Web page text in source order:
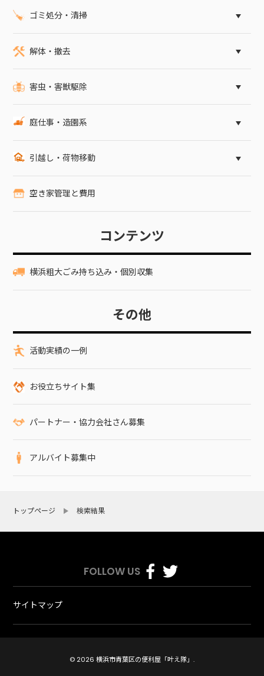
ゴミ処分・清掃
解体・撤去
害虫・害獣駆除
庭仕事・造園系
引越し・荷物移動
空き家管理と費用
コンテンツ
横浜粗大ごみ持ち込み・個別収集
その他
活動実績の一例
お役立ちサイト集
パートナー・協力会社さん募集
アルバイト募集中
トップページ 検索結果
FOLLOW US
サイトマップ
© 2026 横浜市青葉区の便利屋「叶え隊」.